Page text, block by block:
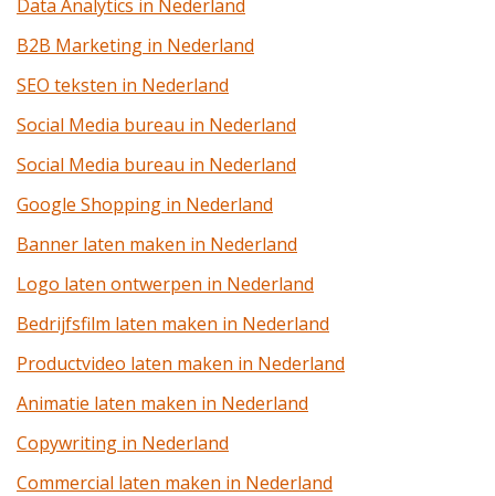
Data Analytics in Nederland
B2B Marketing in Nederland
SEO teksten in Nederland
Social Media bureau in Nederland
Social Media bureau in Nederland
Google Shopping in Nederland
Banner laten maken in Nederland
Logo laten ontwerpen in Nederland
Bedrijfsfilm laten maken in Nederland
Productvideo laten maken in Nederland
Animatie laten maken in Nederland
Copywriting in Nederland
Commercial laten maken in Nederland